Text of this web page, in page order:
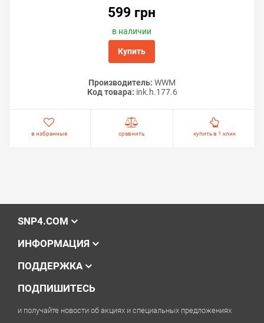
599 грн
в наличии
Купить
Производитель: WWM
Код товара: ink.h.177.6
в избранные сравнить купить в 1 клик
SNP4.COM
ИНФОРМАЦИЯ
ПОДДЕРЖКА
ПОДПИШИТЕСЬ
и получайте новости об акциях и специальных предложениях